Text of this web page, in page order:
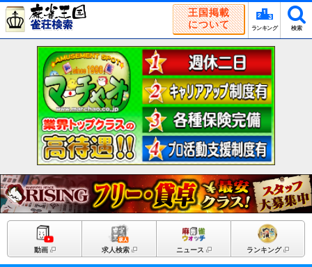
王国掲載
について
ランキング 検索
動画 求人検索 ニュース ランキング